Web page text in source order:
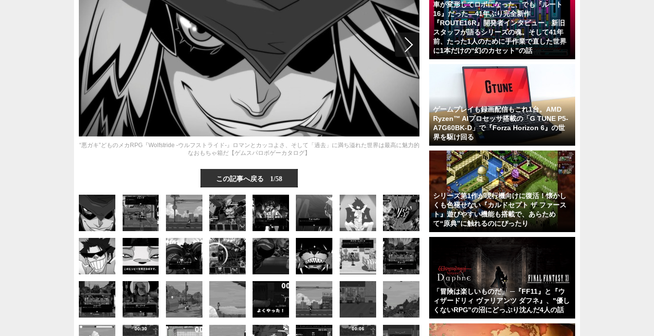
“悪ガキ”どものメカRPG『Wolfstride -ウルフストライド-』ロマンとカッコよさ、そして「過去」に満ち溢れた世界は最高に魅力的
なおもちゃ箱だ【ゲムスパロボゲーカタログ】
この記事へ戻る 1/58
車が変形してロボになった、でも『ルート
16』だった―41年ぶり完全新作
『ROUTE16R』開発者インタビュー。新旧
スタッフが語るシリーズの魂。そして41年
前、たった1人のために手作業で直した世界
に1本だけの“幻のカセット”の話
ゲームプレイも録画配信もこれ1台。AMD
Ryzen™ AIプロセッサ搭載の「G TUNE P5-
A7G60BK-D」で『Forza Horizon 6』の世
界を駆け回る
シリーズ第1作が現行機向けに復活！懐かし
くも色褪せない『カルドセプト ザ ファース
ト』遊びやすい機能も搭載で、あらため
て“原典”に触れるのにぴったり
「冒険は楽しいものだ」 ─『FF11』と『ウ
ィザードリィ ヴァリアンツ ダフネ』、"優し
くないRPG"の沼にどっぷり沈んだ4人の話